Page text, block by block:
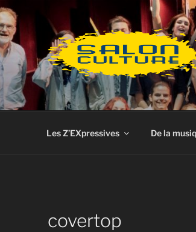
Les Z’EXpressives De la
covertop